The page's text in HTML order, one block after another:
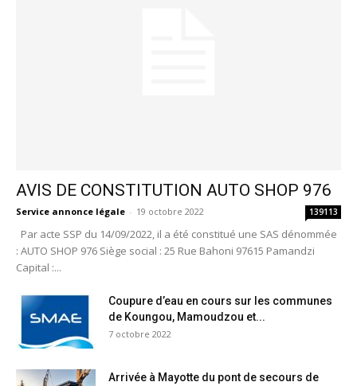
AVIS DE CONSTITUTION AUTO SHOP 976
Service annonce légale - 19 octobre 2022 139113
Par acte SSP du 14/09/2022, il a été constitué une SAS dénommée
: AUTO SHOP 976 Siège social : 25 Rue Bahoni 97615 Pamandzi
Capital :...
Coupure d’eau en cours sur les communes
de Koungou, Mamoudzou et...
7 octobre 2022
Arrivée à Mayotte du pont de secours de